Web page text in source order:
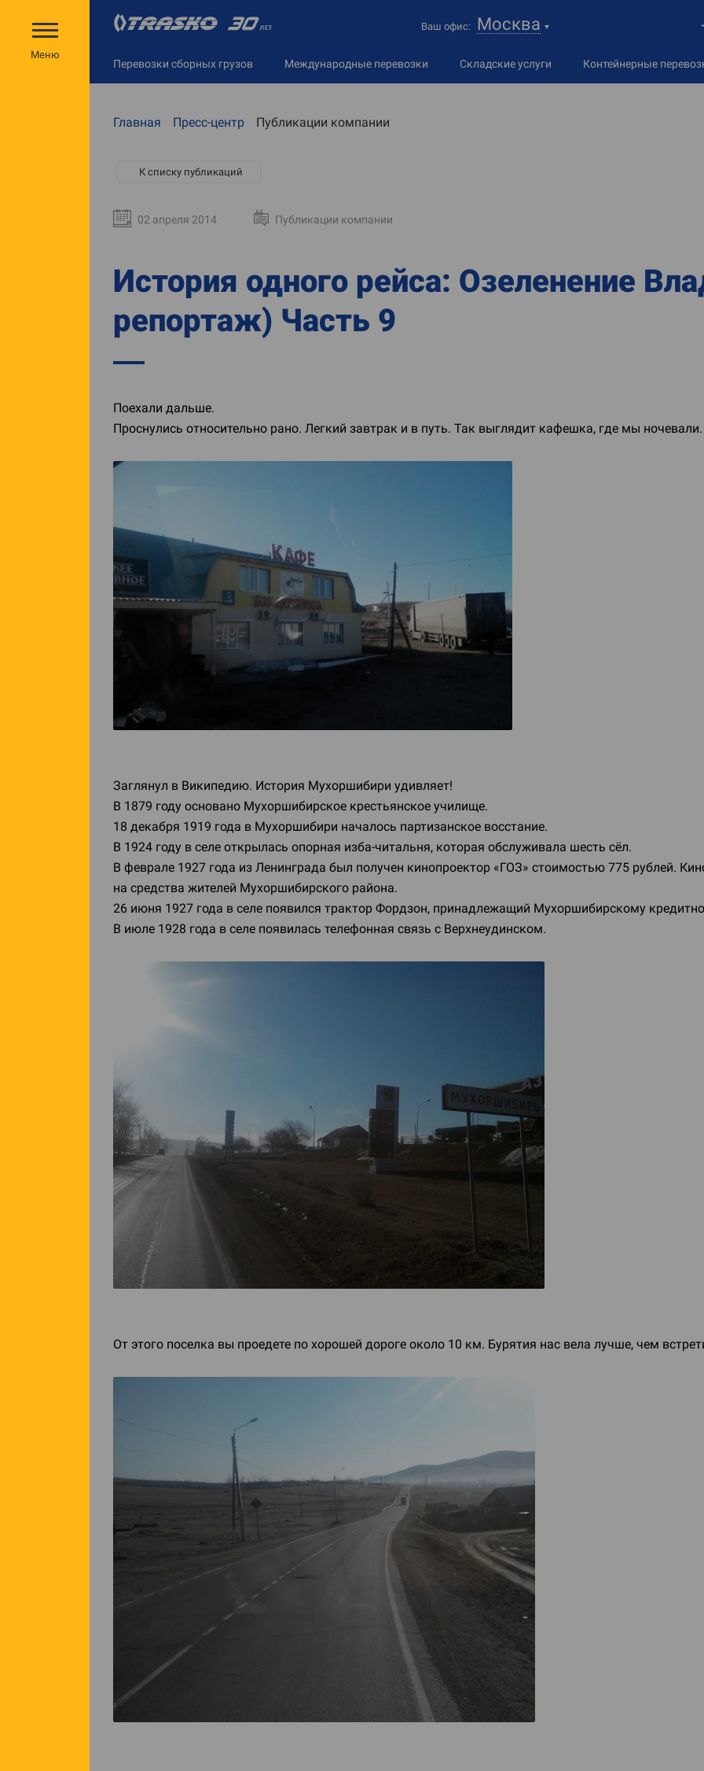
Меню
Ваш офис: Москва
Перевозки сборных грузов Международные перевозки Складские услуги Контейнерные
Главная Пресс-центр Публикации компании
К списку публикаций
02 апреля 2014 Публикации компании
История одного рейса: Озеленение
репортаж) Часть 9
Поехали дальше.
Проснулись относительно рано. Легкий завтрак и в путь. Так выглядит кафешка, где мы
Заглянул в Википедию. История Мухоршибири удивляет!
В 1879 году основано Мухоршибирское крестьянское училище.
18 декабря 1919 года в Мухоршибири началось партизанское восстание.
В 1924 году в селе открылась опорная изба-читальня, которая обслуживала шесть сёл.
В феврале 1927 года из Ленинграда был получен кинопроектор «ГОЗ» стоимостью 775 рублей.
на средства жителей Мухоршибирского района.
26 июня 1927 года в селе появился трактор Фордзон, принадлежащий Мухоршибирскому
В июле 1928 года в селе появилась телефонная связь с Верхнеудинском.
От этого поселка вы проедете по хорошей дороге около 10 км. Бурятия нас вела лучше, чем